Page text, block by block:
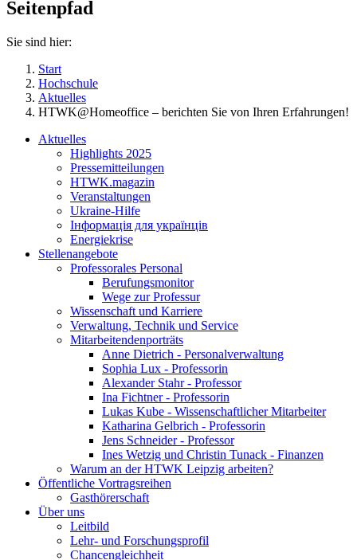
Seitenpfad
Sie sind hier:
Start
Hochschule
Aktuelles
HTWK@Homeoffice – berichten Sie von Ihren Erfahrungen!
Aktuelles
Highlights 2025
Pressemitteilungen
HTWK.magazin
Veranstaltungen
Ukraine-Hilfe
Інформація для українців
Energiekrise
Stellenangebote
Professorales Personal
Berufungsmonitor
Wege zur Professur
Wissenschaft und Karriere
Verwaltung, Technik und Service
Mitarbeitendenporträts
Anne Dietrich - Personalverwaltung
Sophia Lux - Professorin
Alexander Stahr - Professor
Ina Fichtner - Professorin
Lukas Kube - Wissenschaftlicher Mitarbeiter
Katharina Gelbrich - Professorin
Jens Schneider - Professor
Ines Wetzig und Christin Tunack - Finanzen
Warum an der HTWK Leipzig arbeiten?
Öffentliche Vortragsreihen
Gasthörerschaft
Über uns
Leitbild
Lehr- und Forschungsprofil
Chancengleichheit